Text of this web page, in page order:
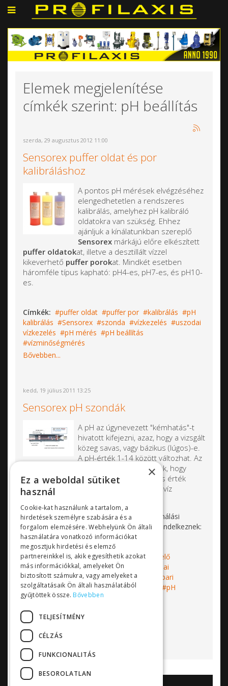
Elemek megjelenítése
címkék szerint: pH beállítás
szerda, 29 augusztus 2012 11:00
Sensorex puffer oldat és por
kalibráláshoz
A pontos pH mérések elvégzéséhez
elengedhetetlen a rendszeres
kalibrálás, amelyhez pH kalibráló
oldatokra van szükség. Ehhez
ajánljuk a kínálatunkban szereplő
Sensorex márkájú előre elkészített
puffer oldatokat, illetve a desztillált vízzel
kikeverhető puffer porokat. Mindkét esetben
háromféle típus kapható: pH4-es, pH7-es, és pH10-
es.
Címkék: puffer oldat puffer por kalibrálás
pH
kalibrálás
Sensorex szonda vízkezelés
uszodai
vízkezelés
pH mérés
pH beállítás
vízminőségmérés
Bővebben...
kedd, 19 július 2011 13:25
Sensorex pH szondák
A pH az úgynevezett "kémhatás"-t
hivatott kifejezni, azaz, hogy a vizsgált
közeg savas, vagy bázikus (lúgos)-e.
A pH-érték 1-14 között változhat. Az
uszodai vízkezelés során arra törekszünk, hogy
lehetőség szerint pH7-es, azaz semleges érték
közelében (pH 6,8 - 7,5 között) tartsuk a víz
AzSensorex pH szondákminden felhasználási
területen kiváló működési tulajdonággal rendelkeznek:
Címkék: Sensorex pH szonda
érzékelő
elektróda
szenzor vízkezelés
uszodai
vízkezelés
uszoda vízminőségmérő
ipari
vízkezelés
uszodai műszer pH mérés
pH
beállítás
Bővebben...
×
Ez a weboldal sütiket
használ
Cookie-kat használunk a tartalom, a
hirdetések személyre szabására és a
forgalom elemzésére. Webhelyünk Ön általi
használatára vonatkozó információkat
megosztjuk hirdetési és elemző
partnereinkkel is, akik egyesíthetik azokat
más információkkal, amelyeket Ön
biztosított számukra, vagy amelyeket a
szolgáltatásaik Ön általi használatából
gyűjtöttek össze. Bővebben
TELJESÍTMÉNY
CÉLZÁS
FUNKCIONALITÁS
BESOROLATLAN